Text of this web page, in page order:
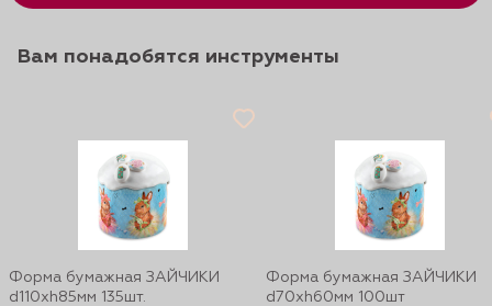
Вам понадобятся инструменты
Форма бумажная ЗАЙЧИКИ
d110xh85мм 135шт.
Форма бумажная ЗАЙЧИКИ
d70xh60мм 100шт